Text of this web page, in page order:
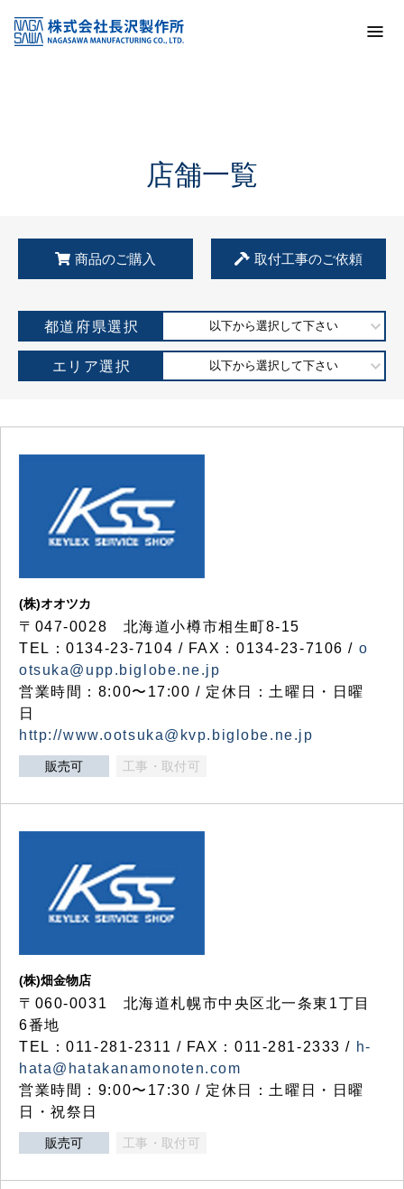
KSS加盟店・取扱店情報
店舗一覧
店舗一覧
商品のご購入 取付工事のご依頼
都道府県選択 以下から選択して下さい
エリア選択 以下から選択して下さい
(株)オオツカ
〒047-0028 北海道小樽市相生町8-15
TEL：0134-23-7104 / FAX：0134-23-7106 / o
otsuka@upp.biglobe.ne.jp
営業時間：8:00〜17:00 / 定休日：土曜日・日曜
日
http://www.ootsuka@kvp.biglobe.ne.jp
販売可 工事・取付可
(株)畑金物店
〒060-0031 北海道札幌市中央区北一条東1丁目
6番地
TEL：011-281-2311 / FAX：011-281-2333 / h-
hata@hatakanamonoten.com
営業時間：9:00〜17:30 / 定休日：土曜日・日曜
日・祝祭日
販売可 工事・取付可